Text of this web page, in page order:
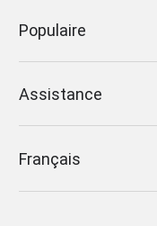
Populaire
Assistance
Français